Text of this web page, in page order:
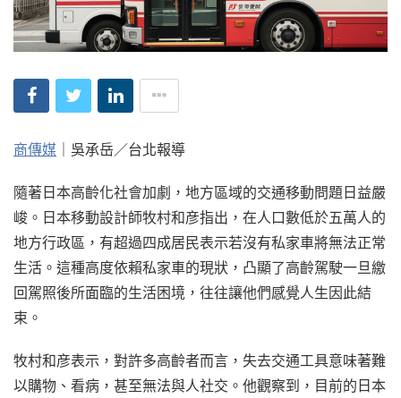
商傳媒 ｜吳承岳／台北報導
隨著日本高齡化社會加劇，地方區域的交通移動問題日益嚴
峻。日本移動設計師牧村和彦指出，在人口數低於五萬人的
地方行政區，有超過四成居民表示若沒有私家車將無法正常
生活。這種高度依賴私家車的現狀，凸顯了高齡駕駛一旦繳
回駕照後所面臨的生活困境，往往讓他們感覺人生因此結
束。
牧村和彦表示，對許多高齡者而言，失去交通工具意味著難
以購物、看病，甚至無法與人社交。他觀察到，目前的日本